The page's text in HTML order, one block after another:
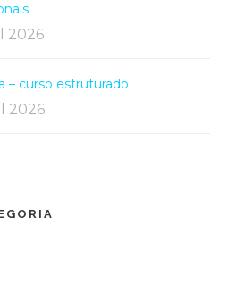
2026
– curso estruturado
2026